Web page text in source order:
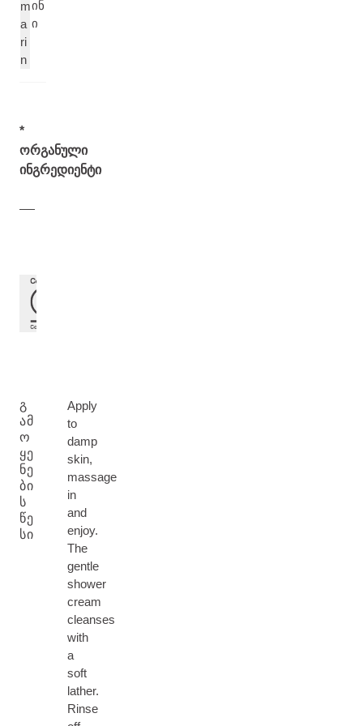
m
a
ri
n
ინ
ი
*
ორგანული
ინგრედიენტი
Გ
ᲐᲛ
Ო
ᲧᲔ
ᲜᲔ
ᲑᲘ
Ს
ᲬᲔ
ᲡᲘ
Apply
to
damp
skin,
massage
in
and
enjoy.
The
gentle
shower
cream
cleanses
with
a
soft
lather.
Rinse